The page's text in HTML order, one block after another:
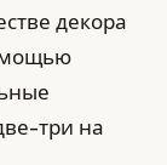
декора
три на